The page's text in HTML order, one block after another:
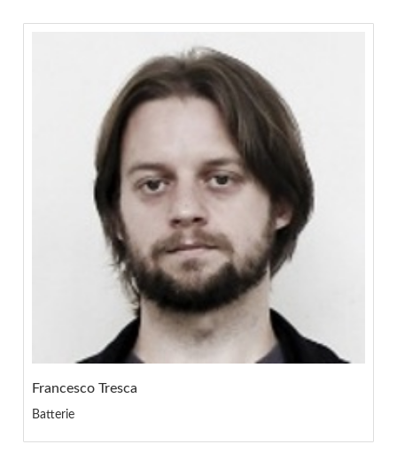
Francesco Tresca
Batterie